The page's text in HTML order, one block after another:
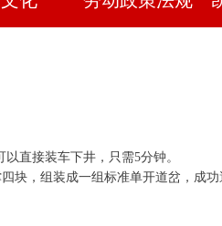
直接装车下井，只需5分钟。
块，组装成一组标准单开道岔，成